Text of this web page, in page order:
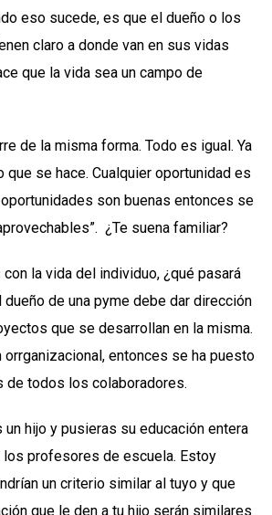
eso sucede, es que el dueño o los
claro a donde van en sus vidas
que la vida sea un campo de
de la misma forma. Todo es igual. Ya
que se hace. Cualquier oportunidad es
son buenas entonces se
¿Te suena familiar?
la vida del individuo, ¿qué pasará
dueño de una pyme debe dar dirección
que se desarrollan en la misma.
orrganizacional, entonces se ha puesto
de todos los colaboradores.
hijo y pusieras su educación entera
profesores de escuela. Estoy
un criterio similar al tuyo y que
que le den a tu hijo serán similares